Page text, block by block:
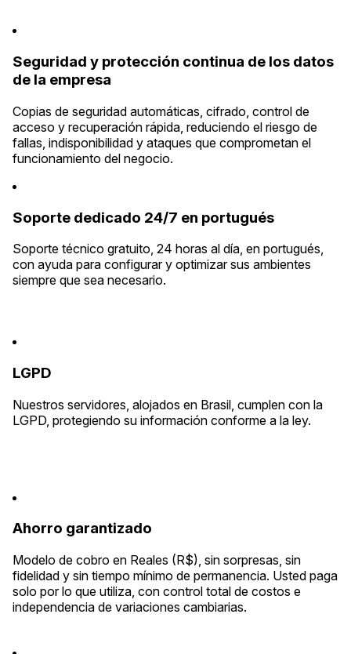
Seguridad y protección continua de los datos
de la empresa
Copias de seguridad automáticas, cifrado, control de
acceso y recuperación rápida, reduciendo el riesgo de
fallas, indisponibilidad y ataques que comprometan el
funcionamiento del negocio.
Soporte dedicado 24/7 en portugués
Soporte técnico gratuito, 24 horas al día, en portugués,
con ayuda para configurar y optimizar sus ambientes
siempre que sea necesario.
LGPD
Nuestros servidores, alojados en Brasil, cumplen con la
LGPD, protegiendo su información conforme a la ley.
Ahorro garantizado
Modelo de cobro en Reales (R$), sin sorpresas, sin
fidelidad y sin tiempo mínimo de permanencia. Usted paga
solo por lo que utiliza, con control total de costos e
independencia de variaciones cambiarias.